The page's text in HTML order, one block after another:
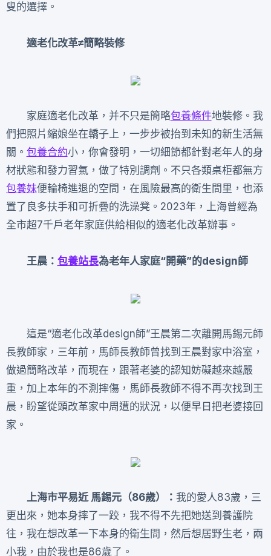
叟的選擇。
適老化改革≠簡略裝修
家庭適老化改革，并不只是簡略包養條件地裝修。我
們把照片縮娘坐在轎子上，一步步被抬到未知的新生活無
關。 包養合約小，你會發明，一切細節都針對老年人的身
材狀態和發力習氣，做了特別調劑。不只各類桌柜都無方
包養妹便輪椅進退的空間，在風險最高的衛生間里，也添
置了良多扶手和可折疊的洗澡凳。2023年，上海曾經為
全市超7千戶老年家庭供給相似的適老化改革辦事。
王晨： 包養站長為老年人家庭“開藥”的design師
這是“適老化改革design師”王晨第二次離開馬錫元師
長教師家，三年前，馬師長教師曾找到王晨對家中浴室，
做過簡略改革，而現在，跟著老婆的認知妨礙越來越嚴
重，加上本年的不測摔傷，馬師長教師不得不再次找到王
晨，盼望從頭改革家中周遭的狀況，以便早日把老婆接回
家。
上海市平易近 馬錫元（86歲）： 我的愛人83歲，三
更出來，她本身摔了一跤，我不得不先把她送到養護院
往，我在想改革一下本身的衛生間，然后想居野生老，兩
小我，由於我也是86歲了。